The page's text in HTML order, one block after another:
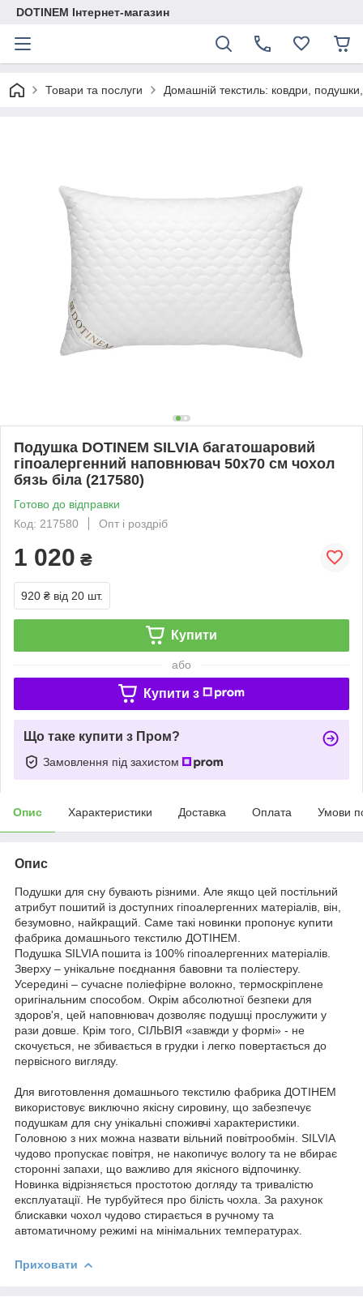
DOTINEM Інтернет-магазин
Товари та послуги Домашній текстиль: ковдри,
Подушка DOTINEM SILVIA багатошаровий
гіпоалергенний наповнювач 50х70 см чохол
бязь біла (217580)
Готово до відправки
Код: 217580
Опт і роздріб
1 020 ₴
920 ₴ від 20 шт.
Купити
або
Купити з
Що таке купити з Пром?
Замовлення під захистом
Опис Характеристики Доставка Оплата Умови
Опис
Подушки для сну бувають різними. Але якщо цей постільний
атрибут пошитий із доступних гіпоалергенних матеріалів, він,
безумовно, найкращий. Саме такі новинки пропонує купити
фабрика домашнього текстилю ДОТІНЕМ.
Подушка SILVIA пошита із 100% гіпоалергенних матеріалів.
Зверху – унікальне поєднання бавовни та поліестеру.
Усередині – сучасне поліефірне волокно, термоскріплене
оригінальним способом. Окрім абсолютної безпеки для
здоров'я, цей наповнювач дозволяє подушці прослужити у
рази довше. Крім того, СІЛЬВІЯ «завжди у формі» - не
скочується, не збивається в грудки і легко повертається до
первісного вигляду.
Для виготовлення домашнього текстилю фабрика ДОТІНЕМ
використовує виключно якісну сировину, що забезпечує
подушкам для сну унікальні споживчі характеристики.
Головною з них можна назвати вільний повітрообмін. SILVIA
чудово пропускає повітря, не накопичує вологу та не вбирає
сторонні запахи, що важливо для якісного відпочинку.
Новинка відрізняється простотою догляду та тривалістю
експлуатації. Не турбуйтеся про білість чохла. За рахунок
блискавки чохол чудово стирається в ручному та
автоматичному режимі на мінімальних температурах.
Приховати